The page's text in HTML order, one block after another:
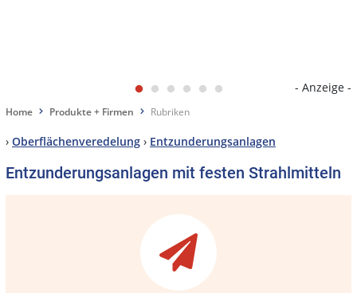
- Anzeige -
Home Produkte + Firmen Rubriken
› Oberflächenveredelung › Entzunderungsanlagen
Entzunderungsanlagen mit festen Strahlmitteln